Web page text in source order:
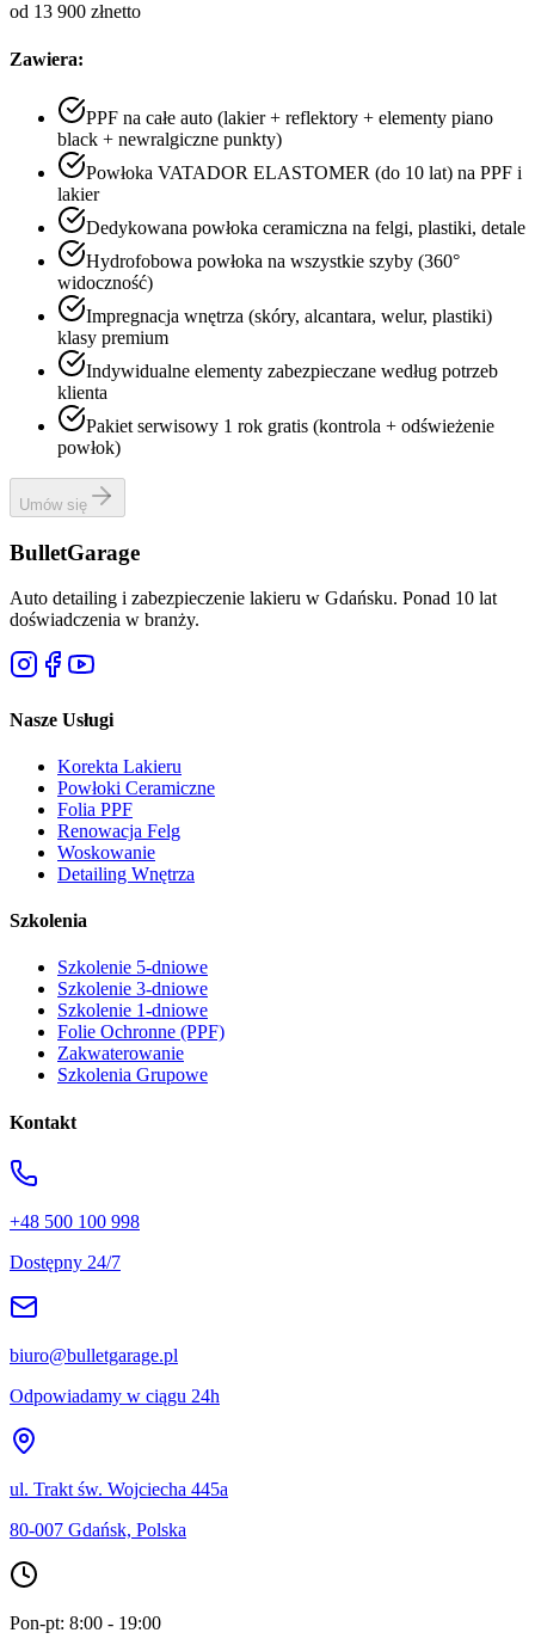
od 13 900 złnetto
Zawiera:
PPF na całe auto (lakier + reflektory + elementy piano
black + newralgiczne punkty)
Powłoka VATADOR ELASTOMER (do 10 lat) na PPF i
lakier
Dedykowana powłoka ceramiczna na felgi, plastiki, detale
Hydrofobowa powłoka na wszystkie szyby (360°
widoczność)
Impregnacja wnętrza (skóry, alcantara, welur, plastiki)
klasy premium
Indywidualne elementy zabezpieczane według potrzeb
klienta
Pakiet serwisowy 1 rok gratis (kontrola + odświeżenie
powłok)
Umów się
BulletGarage
Auto detailing i zabezpieczenie lakieru w Gdańsku. Ponad 10 lat
doświadczenia w branży.
Nasze Usługi
Korekta Lakieru
Powłoki Ceramiczne
Folia PPF
Renowacja Felg
Woskowanie
Detailing Wnętrza
Szkolenia
Szkolenie 5-dniowe
Szkolenie 3-dniowe
Szkolenie 1-dniowe
Folie Ochronne (PPF)
Zakwaterowanie
Szkolenia Grupowe
Kontakt
+48 500 100 998
Dostępny 24/7
biuro@bulletgarage.pl
Odpowiadamy w ciągu 24h
ul. Trakt św. Wojciecha 445a
80-007 Gdańsk, Polska
Pon-pt: 8:00 - 19:00